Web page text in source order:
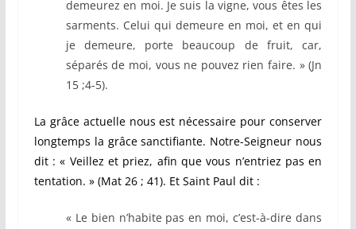
demeurez en moi. Je suis la vigne, vous êtes les
sarments. Celui qui demeure en moi, et en qui
je demeure, porte beaucoup de fruit, car,
séparés de moi, vous ne pouvez rien faire. » (Jn
15 ;4-5).
La grâce actuelle nous est nécessaire pour conserver
longtemps la grâce sanctifiante. Notre-Seigneur nous
dit : « Veillez et priez, afin que vous n’entriez pas en
tentation. » (Mat 26 ; 41). Et Saint Paul dit :
« Le bien n’habite pas en moi, c’est-à-dire dans